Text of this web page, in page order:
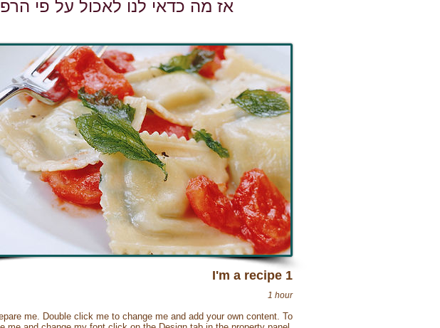
אז מה כדאי לנו לאכול על פי
I'm a recipe 1
1 hour
me. Double click me to change me and add your own content. To